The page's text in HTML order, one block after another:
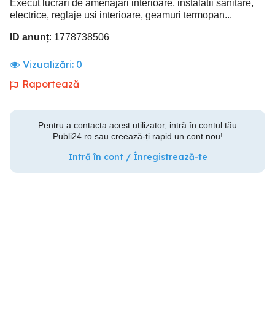
Execut lucrari de amenajari interioare, instalatii sanitare,
electrice, reglaje usi interioare, geamuri termopan...
ID anunț: 1778738506
Vizualizări: 0
Raportează
Pentru a contacta acest utilizator, intră în contul tău
Publi24.ro sau creează-ți rapid un cont nou!
Intră în cont / Înregistrează-te